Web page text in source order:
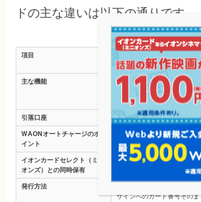
ドの主な違いは以下の通りです。
項目 イオンカードセレクト
主な機能
クレジットカード・イオン銀
行キャッシュカード・電子マ
ネーWAON
引落口座 イオン銀行のみ
WAONオートチャージのポ
イント
200円ごとに1WAON POINT
イオンカードセレクト（ミニ
オンズ）との同時保有
できない（セレクトは1人1
発行方法
ザインへのカード番号そのま